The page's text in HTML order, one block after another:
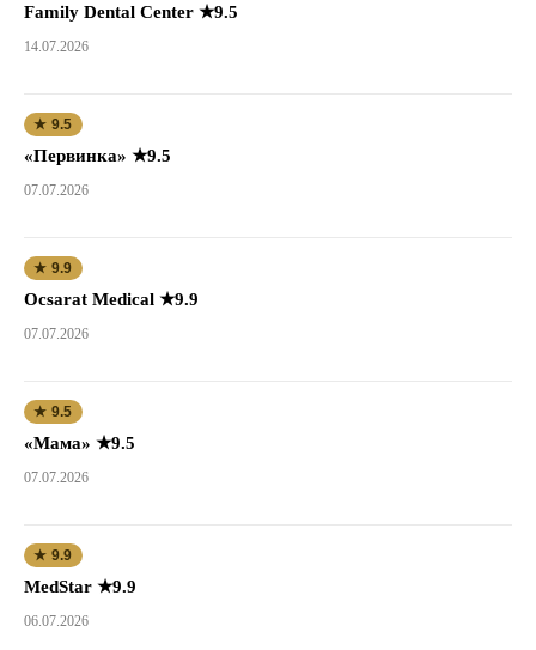
Family Dental Center ★9.5
14.07.2026
★ 9.5
«Первинка» ★9.5
07.07.2026
★ 9.9
Ocsarat Medical ★9.9
07.07.2026
★ 9.5
«Мама» ★9.5
07.07.2026
★ 9.9
MedStar ★9.9
06.07.2026